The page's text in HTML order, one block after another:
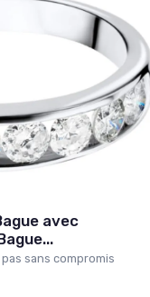
avec
sans compromis